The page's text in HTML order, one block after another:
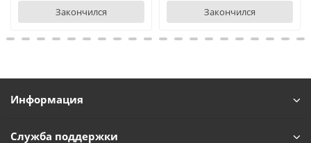
Закончился Закончился
Информация
Служба поддержки